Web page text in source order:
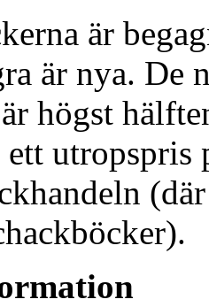
är
är nya. De
högst
utropspris